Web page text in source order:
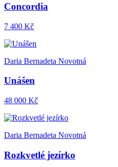
Concordia
7 400 Kč
Daria Bernadeta Novotná
Unášen
48 000 Kč
Daria Bernadeta Novotná
Rozkvetlé jezírko